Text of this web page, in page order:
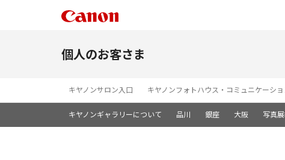
個人のお客さま
キヤノンサロン入口 キヤノンフォトハウス・コミュニケーショ
キヤノンギャラリーについて 品川 銀座 大阪 写真